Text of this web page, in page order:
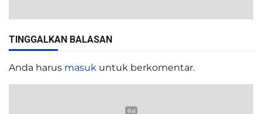
TINGGALKAN BALASAN
Anda harus masuk untuk berkomentar.